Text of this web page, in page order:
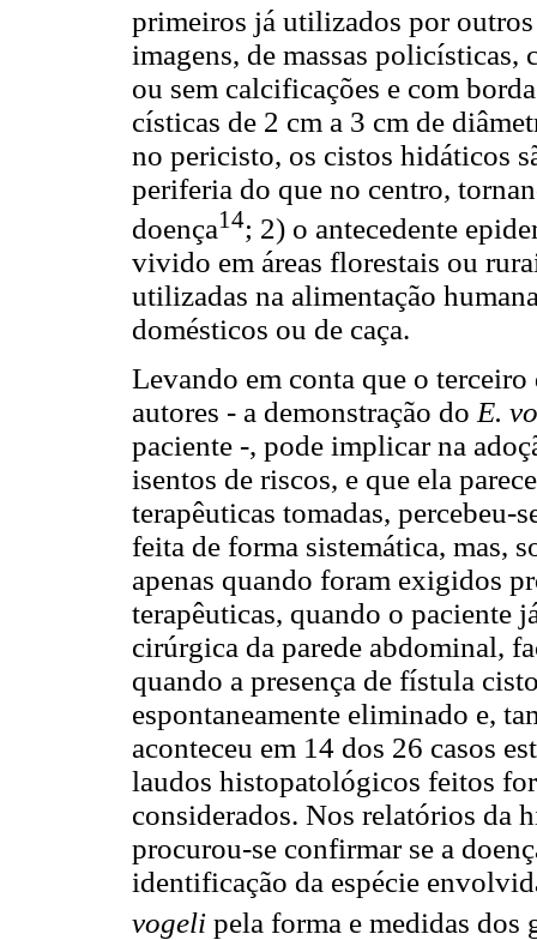
primeiros já utilizados por outros
imagens, de massas
ou sem calcificações e com
císticas de 2 cm a 3 cm de
no pericisto, os cistos hidáticos
periferia do que no centro,
doença14; 2) o antecedente
vivido em áreas florestais ou
utilizadas na alimentação
domésticos ou de caça.
Levando em conta que o
autores - a demonstração do E.
paciente -, pode implicar na
isentos de riscos, e que ela
terapêuticas tomadas, percebeu-
feita de forma sistemática, mas,
apenas quando foram exigidos
terapêuticas, quando o paciente
cirúrgica da parede abdominal,
quando a presença de fístula
espontaneamente eliminado e,
aconteceu em 14 dos 26 casos
laudos histopatológicos feitos
considerados. Nos relatórios da
procurou-se confirmar se a
identificação da espécie
vogeli pela forma e medidas dos